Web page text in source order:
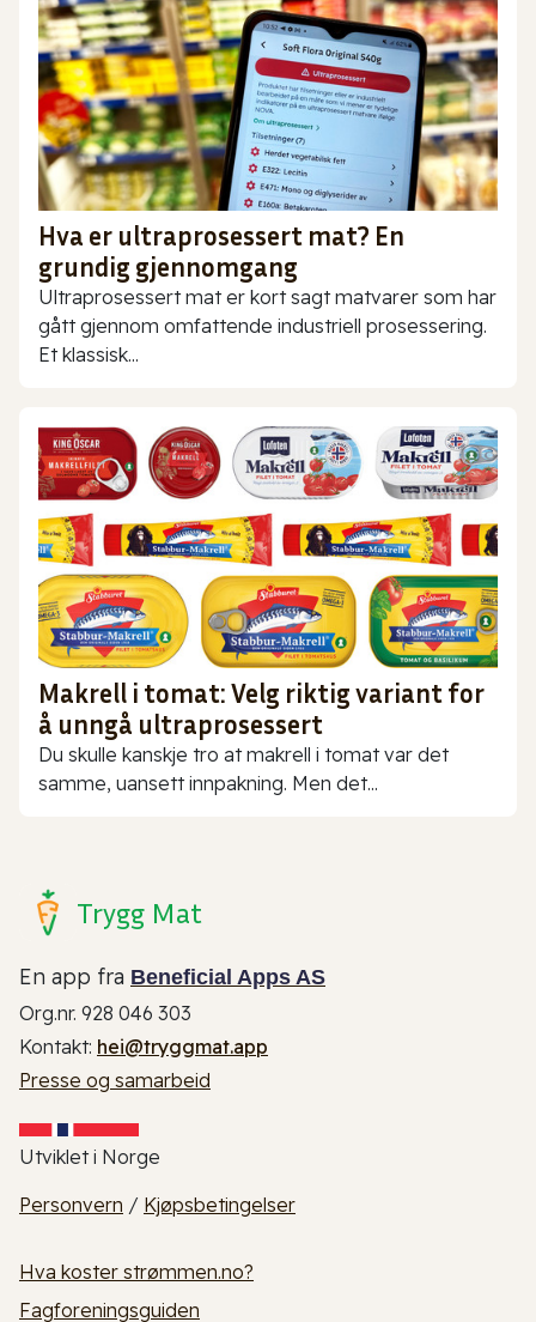
Hva er ultraprosessert mat? En
grundig gjennomgang
Ultraprosessert mat er kort sagt matvarer som har
gått gjennom omfattende industriell prosessering.
Et klassisk...
Makrell i tomat: Velg riktig variant for
å unngå ultraprosessert
Du skulle kanskje tro at makrell i tomat var det
samme, uansett innpakning. Men det...
Trygg Mat
En app fra Beneficial Apps AS
Org.nr. 928 046 303
Kontakt: hei@tryggmat.app
Presse og samarbeid
Utviklet i Norge
Personvern / Kjøpsbetingelser
Hva koster strømmen.no?
Fagforeningsguiden